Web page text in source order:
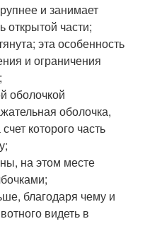
и занимает
открытой части;
эта особенность
и ограничения
оболочкой
оболочка,
которого часть
на этом месте
благодаря чему и
видеть в